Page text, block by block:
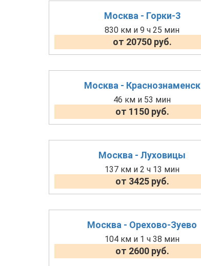
Москва - Горки-3
830 км и 9 ч 25 мин
от 20750 руб.
Москва - Краснознаменск
46 км и 53 мин
от 1150 руб.
Москва - Луховицы
137 км и 2 ч 13 мин
от 3425 руб.
Москва - Орехово-Зуево
104 км и 1 ч 38 мин
от 2600 руб.